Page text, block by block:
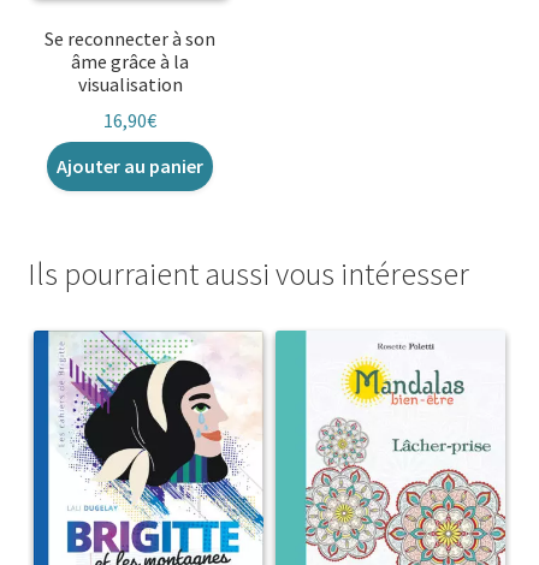
Se reconnecter à son
âme grâce à la
visualisation
16,90€
Ajouter au panier
Ils pourraient aussi vous intéresser